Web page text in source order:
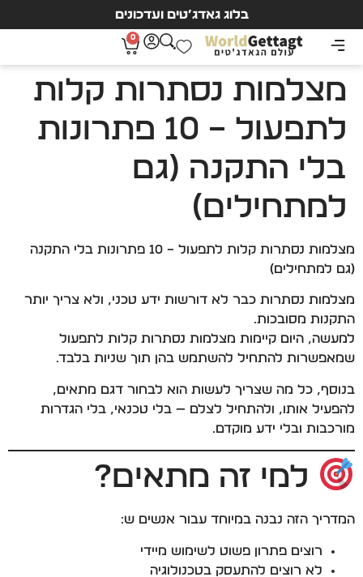
בלוג גאדג’טים ועדכונים
0
מצלמות נסתרות קלות
לתפעול – 10 פתרונות
בלי התקנה (גם
למתחילים)
מצלמות נסתרות קלות לתפעול – 10 פתרונות בלי התקנה
(גם למתחילים)
מצלמות נסתרות כבר לא דורשות ידע טכני, ולא צריך יותר
התקנות מסובכות.
למעשה, היום קיימות מצלמות נסתרות קלות לתפעול
שמאפשרות להתחיל להשתמש בהן תוך שניות בלבד.
בנוסף, כל מה שצריך לעשות הוא לבחור דגם מתאים,
להפעיל אותו, ולהתחיל לצלם — בלי טכנאי, בלי הגדרות
מורכבות ובלי ידע מוקדם.
למי זה מתאים?
המדריך הזה נבנה במיוחד עבור אנשים ש:
רוצים פתרון פשוט לשימוש מיידי
לא רוצים להתעסק בטכנולוגיה